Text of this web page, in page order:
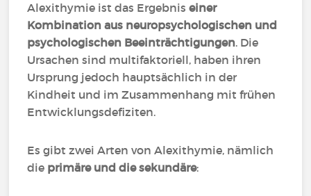
Alexithymie ist das Ergebniseiner
Kombination aus neuropsychologischen und
psychologischen Beeinträchtigungen. Die
Ursachen sind multifaktoriell, haben ihren
Ursprung jedoch hauptsächlich in der
Kindheit und im Zusammenhang mit frühen
Entwicklungsdefiziten.
Es gibt zwei Arten von Alexithymie, nämlich
die primäre und die sekundäre: